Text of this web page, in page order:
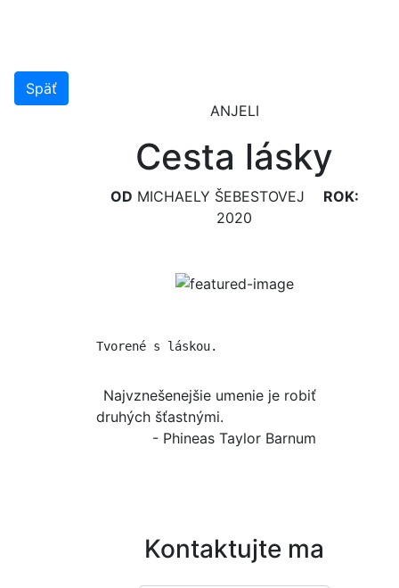
Späť
ANJELI
Cesta lásky
OD MICHAELY ŠEBESTOVEJ
ROK:
2020
Tvorené s láskou.
Najvznešenejšie umenie je robiť
druhých šťastnými.
- Phineas Taylor Barnum
Kontaktujte ma